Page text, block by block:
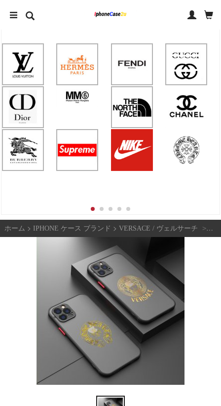
ホーム > IPHONE ケース ブランド > VERSACE / ヴェルサーチ > 【